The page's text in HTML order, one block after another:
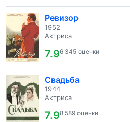
Ревизор
1952
Актриса
7.96 345 оценки
Свадьба
1944
Актриса
7.98 589 оценки